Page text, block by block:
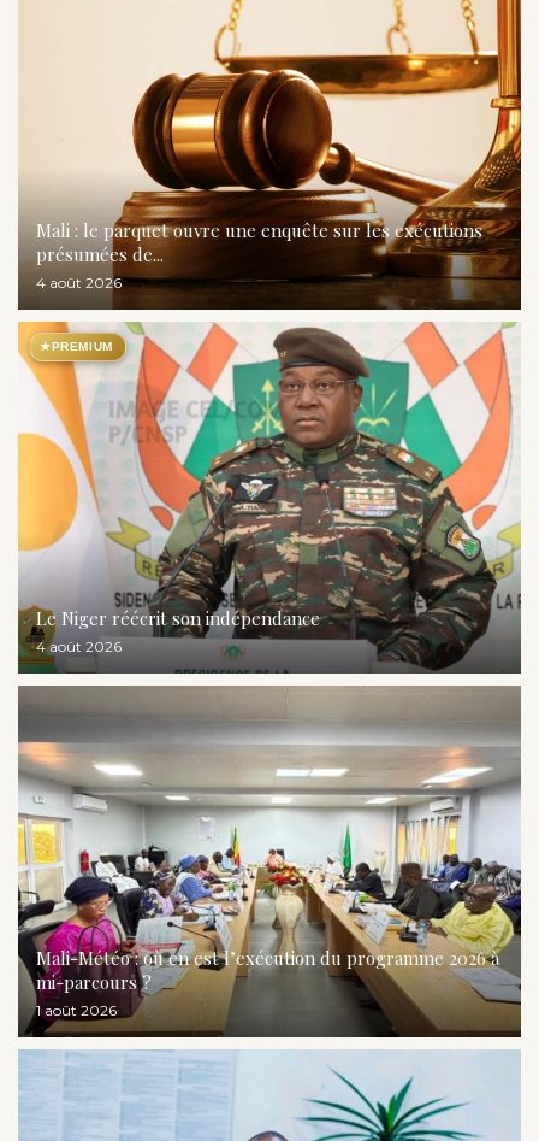
Mali : le parquet ouvre une enquête sur les exécutions
présumées de...
4 août 2026
★PREMIUM
Le Niger réécrit son indépendance
4 août 2026
Mali-Météo : où en est l’exécution du programme 2026 à
mi-parcours ?
1 août 2026